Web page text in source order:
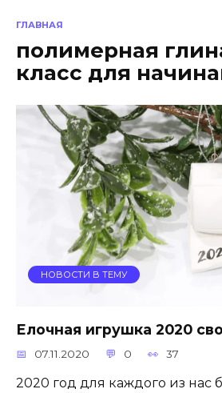
ГЛАВНАЯ
полимерная
класс для
НОВОСТИ В ТЕМУ
Елочная игрушка 2020
07.11.2020 0 37
2020 год для каждого из нас